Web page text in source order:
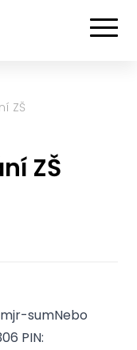
ZŠ
ZŠ
sumNebo
PIN: